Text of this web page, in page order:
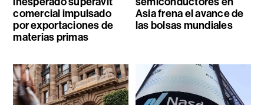
comercial impulsado
por exportaciones de
materias primas
Asia frena el avance de
las bolsas mundiales